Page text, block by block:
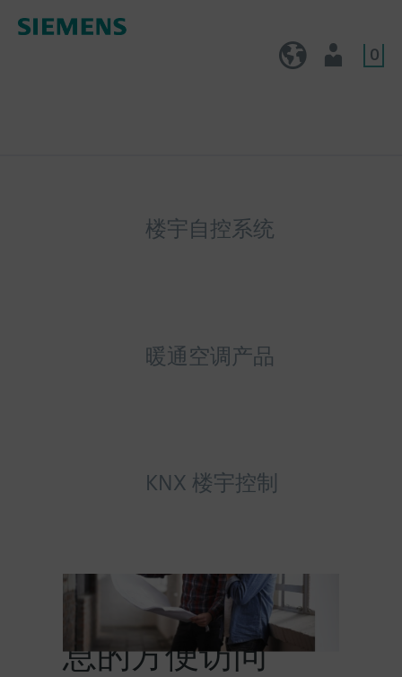
0
楼宇自控系统
暖通空调产品
KNX 楼宇控制
HIT提供对产品信
息的方便访问